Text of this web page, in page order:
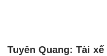
Tuyên Quang: Tài